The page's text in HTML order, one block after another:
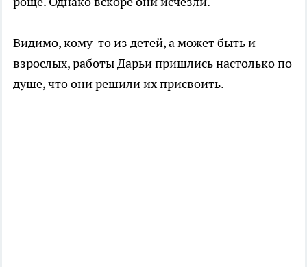
Видимо, кому-то из детей, а может быть и
взрослых, работы Дарьи пришлись настолько по
душе, что они решили их присвоить.